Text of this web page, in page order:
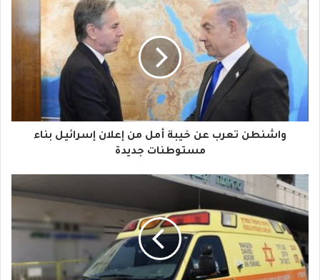
ر
ك
ا
إ
ل
ت
ر
واشنطن تعرب عن خيبة أمل من إعلان إسرائيل بناء
مستوطنات جديدة